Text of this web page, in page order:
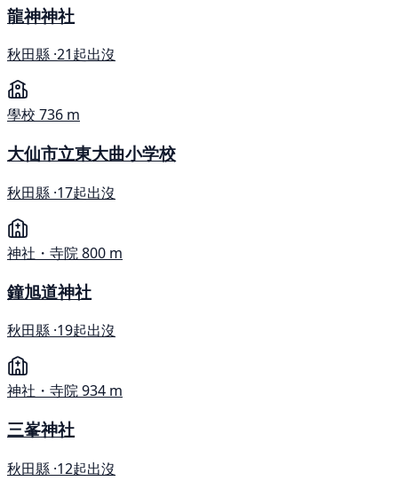
龍神神社
秋田縣 ·21起出沒
學校 736 m
大仙市立東大曲小学校
秋田縣 ·17起出沒
神社・寺院800 m
鐘旭道神社
秋田縣 ·19起出沒
神社・寺院934 m
三峯神社
秋田縣 ·12起出沒